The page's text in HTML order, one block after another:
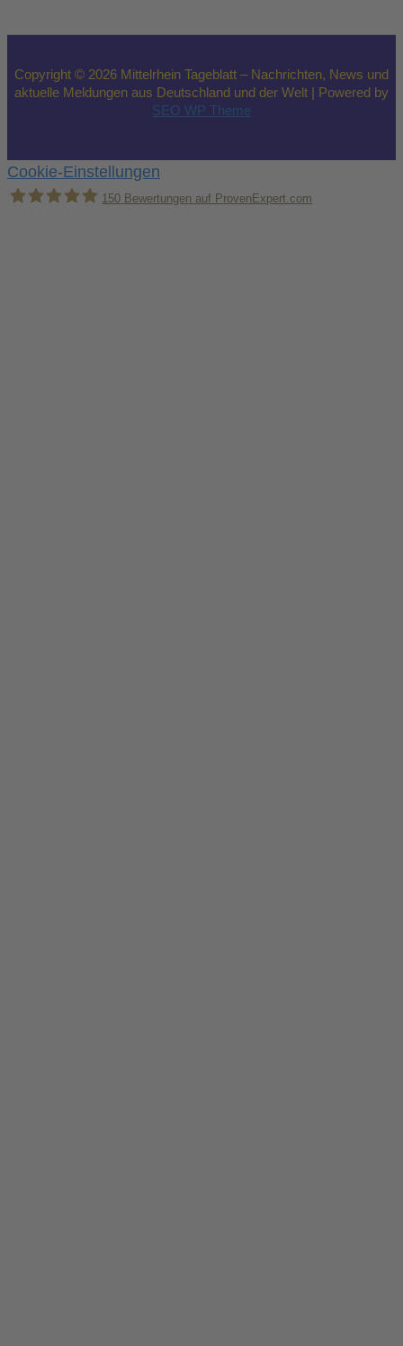
Copyright © 2026 Mittelrhein Tageblatt – Nachrichten, News und
aktuelle Meldungen aus Deutschland und der Welt | Powered by
SEO WP Theme
Cookie-Einstellungen
150 Bewertungen auf ProvenExpert.com